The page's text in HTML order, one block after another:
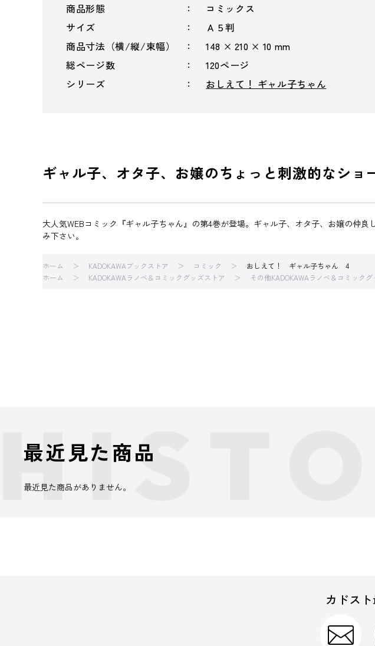
商品形態
コミックス
サイズ
Ａ５判
商品寸法（横/縦/束幅）
148 × 210 × 10 mm
総ページ数
120ページ
シリーズ
おしえて！ ギャル子ちゃん
ギャル子、オタ子、お嬢のちょっと刺激的なショ
大人気WEBコミック『ギャル子ちゃん』の第4巻が登場。ギャル子、オタ子、お嬢の仲
み下さい。
ホーム KADOKAWAブックストア コミック
おしえて！ ギャル子ちゃん 4
ホーム
KADOKAWAラノベ＆コミックグッズストア その他KADOKAWAラノベ＆コミック
最近見た商品
最近見た商品がありません。
カドス